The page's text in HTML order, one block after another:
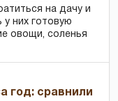
на дачу и
у них готовую
овощи, соленья
год: сравнили